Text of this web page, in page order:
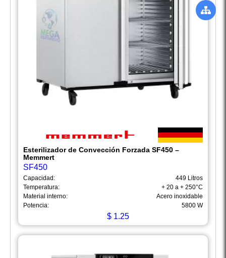
Esterilizador de Convección Forzada SF450 –
Memmert
SF450
Capacidad:
449 Litros
Temperatura:
+ 20 a + 250°C
Material interno:
Acero inoxidable
Potencia:
5800 W
$ 1.25